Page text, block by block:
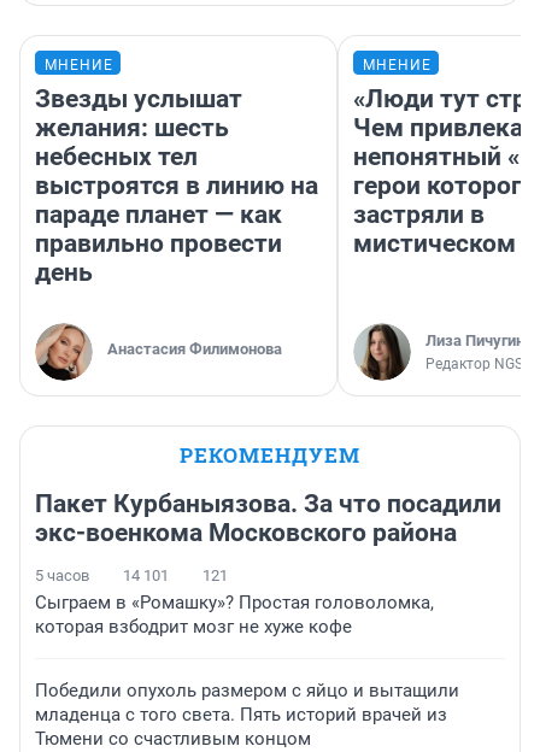
МНЕНИЕ
Звезды услышат
желания: шесть
небесных тел
выстроятся в линию на
параде планет — как
правильно провести
день
Анастасия Филимонова
МНЕНИЕ
«Люди тут
Чем
непонятный
герои которого
застряли в
мистическом
Лиза Пичугина
Редактор
РЕКОМЕНДУЕМ
Пакет Курбаныязова. За что посадили
экс-военкома Московского района
5 часов 14 101 121
Сыграем в «Ромашку»? Простая головоломка,
которая взбодрит мозг не хуже кофе
Победили опухоль размером с яйцо и вытащили
младенца с того света. Пять историй врачей из
Тюмени со счастливым концом